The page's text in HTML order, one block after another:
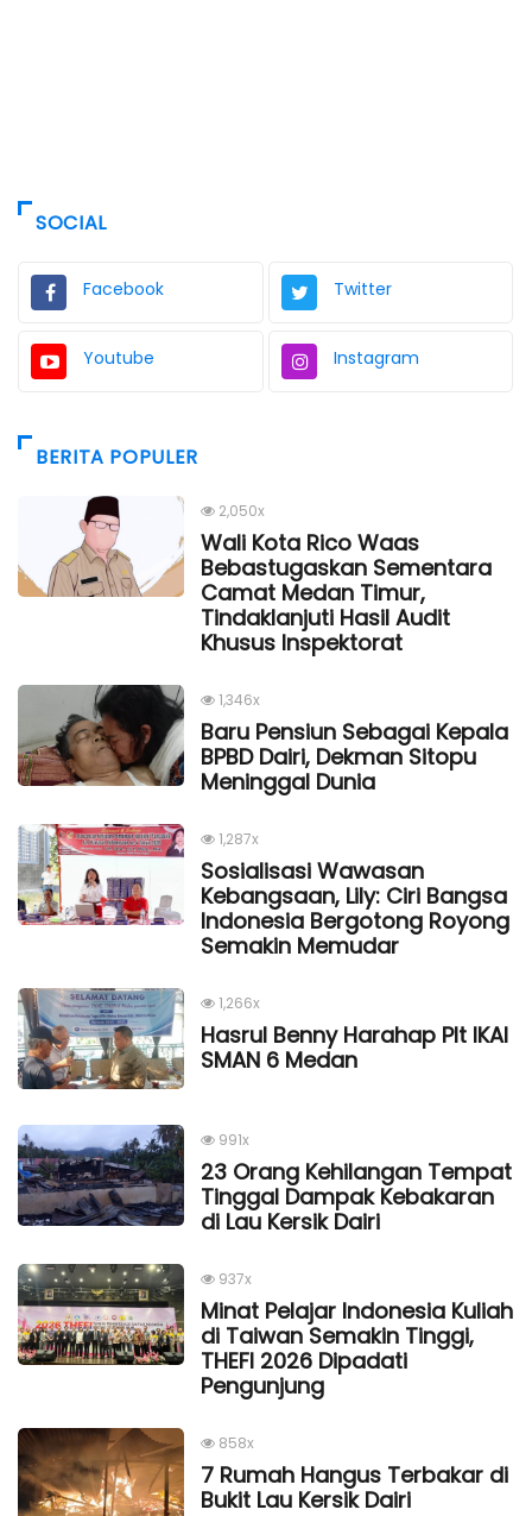
SOCIAL
Facebook Twitter
Youtube Instagram
BERITA POPULER
2,050x
Wali Kota Rico Waas
Bebastugaskan Sementara
Camat Medan Timur,
Tindaklanjuti Hasil Audit
Khusus Inspektorat
1,346x
Baru Pensiun Sebagai Kepala
BPBD Dairi, Dekman Sitopu
Meninggal Dunia
1,287x
Sosialisasi Wawasan
Kebangsaan, Lily: Ciri Bangsa
Indonesia Bergotong Royong
Semakin Memudar
1,266x
Hasrul Benny Harahap Plt IKAl
SMAN 6 Medan
991x
23 Orang Kehilangan Tempat
Tinggal Dampak Kebakaran
di Lau Kersik Dairi
937x
Minat Pelajar Indonesia Kuliah
di Taiwan Semakin Tinggi,
THEFI 2026 Dipadati
Pengunjung
858x
7 Rumah Hangus Terbakar di
Bukit Lau Kersik Dairi